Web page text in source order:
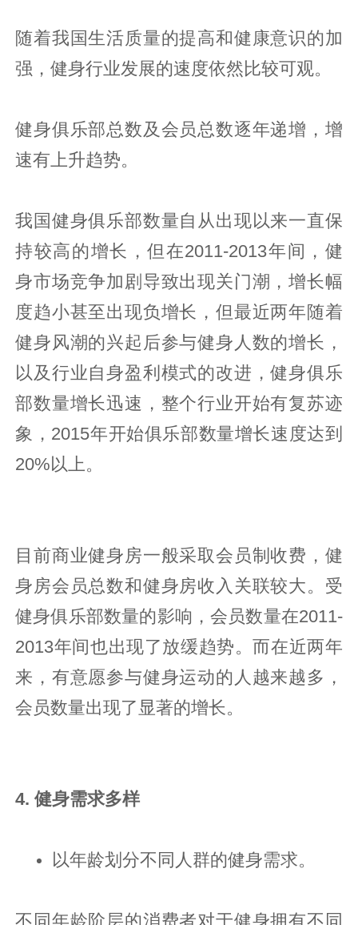
随着我国生活质量的提高和健康意识的加
强，健身行业发展的速度依然比较可观。
健身俱乐部总数及会员总数逐年递增，增
速有上升趋势。
我国健身俱乐部数量自从出现以来一直保
持较高的增长，但在2011-2013年间，健
身市场竞争加剧导致出现关门潮，增长幅
度趋小甚至出现负增长，但最近两年随着
健身风潮的兴起后参与健身人数的增长，
以及行业自身盈利模式的改进，健身俱乐
部数量增长迅速，整个行业开始有复苏迹
象，2015年开始俱乐部数量增长速度达到
20%以上。
目前商业健身房一般采取会员制收费，健
身房会员总数和健身房收入关联较大。受
健身俱乐部数量的影响，会员数量在2011-
2013年间也出现了放缓趋势。而在近两年
来，有意愿参与健身运动的人越来越多，
会员数量出现了显著的增长。
4. 健身需求多样
以年龄划分不同人群的健身需求。
不同年龄阶层的消费者对于健身拥有不同